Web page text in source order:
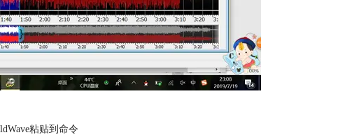
粘贴到命令